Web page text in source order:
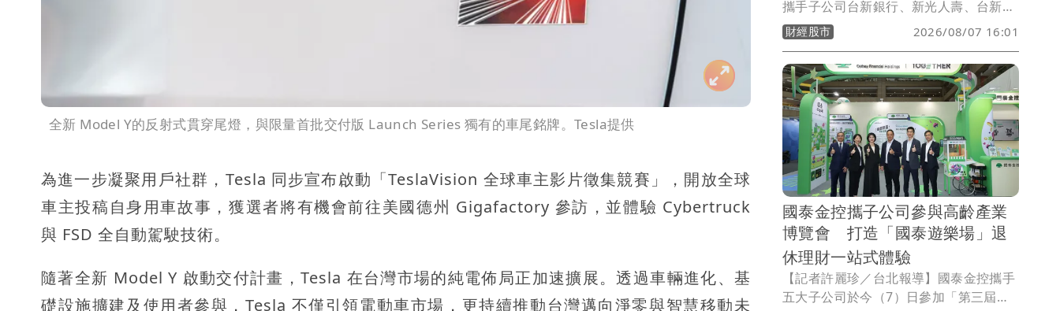
全新 Model Y的反射式貫穿尾燈，與限量首批交付版 Launch Series 獨有的車尾銘牌。Tesla提供
為進一步凝聚用戶社群，Tesla 同步宣布啟動「TeslaVision 全球車主影片徵集競賽」，開放全球
車主投稿自身用車故事，獲選者將有機會前往美國德州 Gigafactory 參訪，並體驗 Cybertruck
與 FSD 全自動駕駛技術。
隨著全新 Model Y 啟動交付計畫，Tesla 在台灣市場的純電佈局正加速擴展。透過車輛進化、基
礎設施擴建及使用者參與，Tesla 不僅引領電動車市場，更持續推動台灣邁向淨零與智慧移動未
攜手子公司台新銀行、新光人壽、台新證
券今(8日)起至9日參與高齡健康博覽會，
以「聰明理財存健康，AI守護享樂活」為
核心精神，展示AI醫療預防、健康照護、
聰明理財和智能防詐等主題，透過專業工
具進行健康與經濟的雙軌佈局，打造全方
位金融與健康照護一站式高齡整合方案，
協助建構民眾高齡完美人生。
財經股市 2026/08/07 16:01
國泰金控攜子公司參與高齡產業
博覽會 打造「國泰遊樂場」退
休理財一站式體驗
【記者許麗珍／台北報導】國泰金控攜手
五大子公司於今（7）日參加「第三屆高